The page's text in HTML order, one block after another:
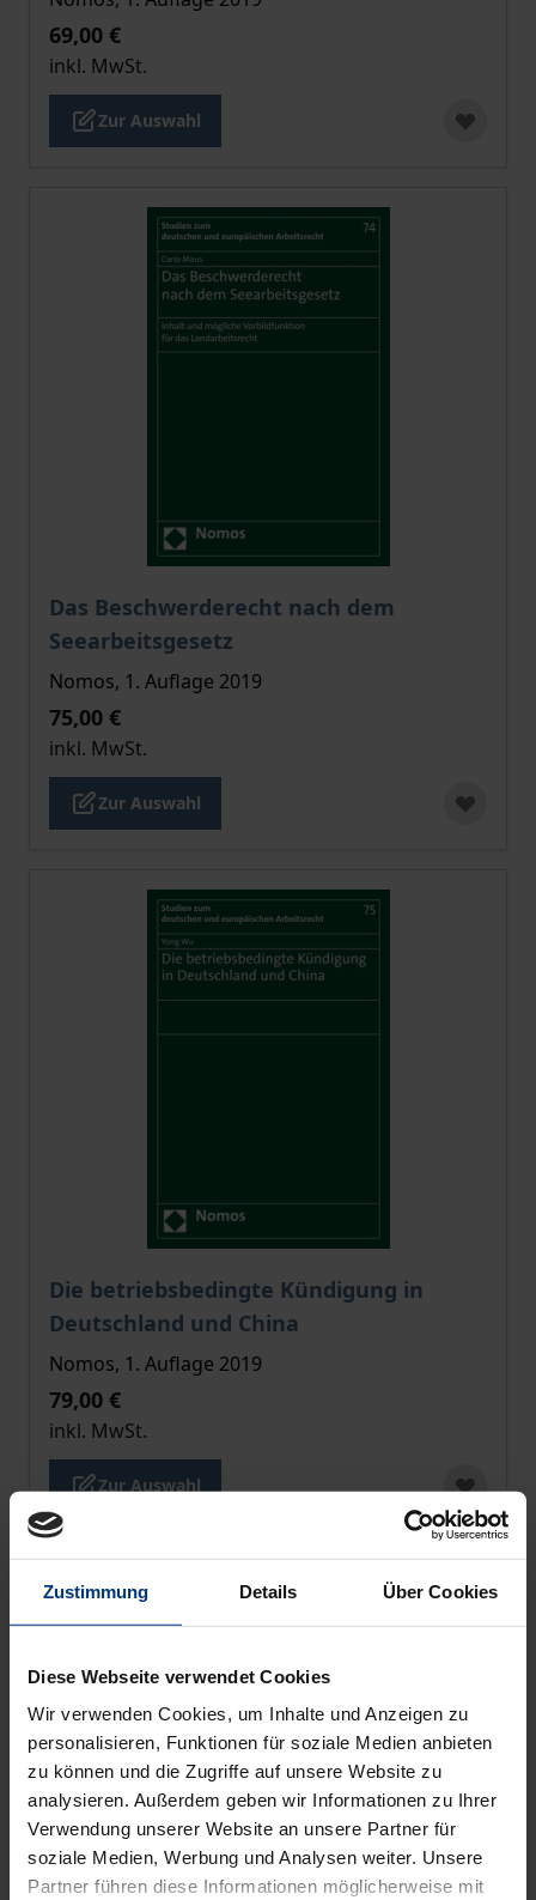
Zustimmung Details Über Cookies
Diese Webseite verwendet Cookies
Wir verwenden Cookies, um Inhalte und Anzeigen zu
personalisieren, Funktionen für soziale Medien anbieten
zu können und die Zugriffe auf unsere Website zu
analysieren. Außerdem geben wir Informationen zu Ihrer
Verwendung unserer Website an unsere Partner für
soziale Medien, Werbung und Analysen weiter. Unsere
Partner führen diese Informationen möglicherweise mit
69,00 €
inkl. MwSt.
Zur Auswahl
Das Beschwerderecht nach dem
Seearbeitsgesetz
Der Preis dieses Titels richtet sich nach der
Nomos, 1. Auflage 2019
75,00 €
inkl. MwSt.
Zur Auswahl
Die betriebsbedingte Kündigung in
Deutschland und China
Der Preis dieses Titels richtet sich nach der
Nomos, 1. Auflage 2019
79,00 €
inkl. MwSt.
Zur Auswahl